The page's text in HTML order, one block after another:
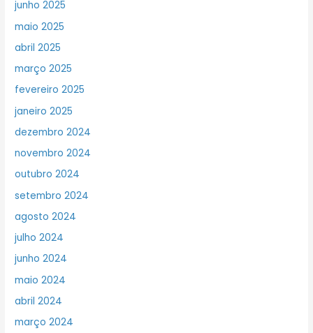
junho 2025
maio 2025
abril 2025
março 2025
fevereiro 2025
janeiro 2025
dezembro 2024
novembro 2024
outubro 2024
setembro 2024
agosto 2024
julho 2024
junho 2024
maio 2024
abril 2024
março 2024